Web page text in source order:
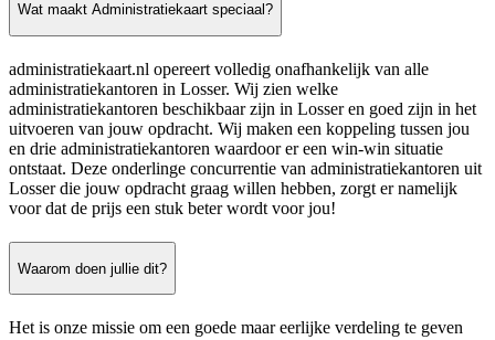
Wat maakt Administratiekaart speciaal?
administratiekaart.nl opereert volledig onafhankelijk van alle
administratiekantoren in Losser. Wij zien welke
administratiekantoren beschikbaar zijn in Losser en goed zijn in het
uitvoeren van jouw opdracht. Wij maken een koppeling tussen jou
en drie administratiekantoren waardoor er een win-win situatie
ontstaat. Deze onderlinge concurrentie van administratiekantoren uit
Losser die jouw opdracht graag willen hebben, zorgt er namelijk
voor dat de prijs een stuk beter wordt voor jou!
Waarom doen jullie dit?
Het is onze missie om een goede maar eerlijke verdeling te geven